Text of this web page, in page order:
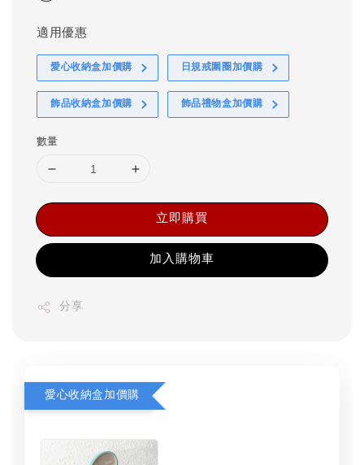
適用優惠
愛心收納盒加價購 日規戒圍圈加價購
飾品收納盒加價購 飾品禮物盒加價購
數量
立即購買
加入購物車
分享
愛心收納盒加價購